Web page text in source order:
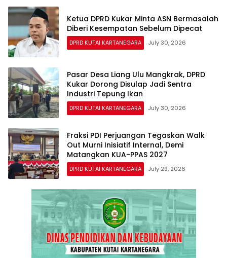
Ketua DPRD Kukar Minta ASN Bermasalah
Diberi Kesempatan Sebelum Dipecat
DPRD KUTAI KARTANEGARA July 30, 2026
Pasar Desa Liang Ulu Mangkrak, DPRD
Kukar Dorong Disulap Jadi Sentra
Industri Tepung Ikan
DPRD KUTAI KARTANEGARA July 30, 2026
Fraksi PDI Perjuangan Tegaskan Walk
Out Murni Inisiatif Internal, Demi
Matangkan KUA-PPAS 2027
DPRD KUTAI KARTANEGARA July 29, 2026